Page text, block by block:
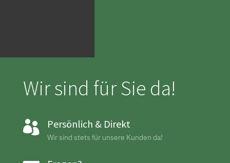
Wir sind für Sie da!
 Persönlich & Direkt
Wir sind stets für unsere Kunden da!